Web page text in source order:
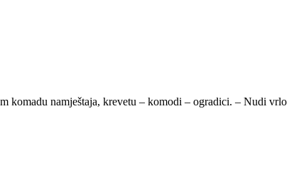
komadu namještaja, krevetu – komodi – ogradici. – Nudi vrlo